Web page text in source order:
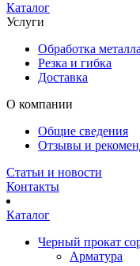
Каталог
Услуги
Обработка металла
Резка и гибка
Доставка
О компании
Общие сведения
Отзывы и
Статьи и новости
Контакты
Каталог
Черный прокат
Арматура